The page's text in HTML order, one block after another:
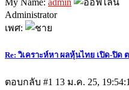
Administrator
เพศ:
Re: วิเคราะห์หา ผลหุ้นไทย เปิด-ปิด
ตอบกลับ #1 13 ม.ค. 25,